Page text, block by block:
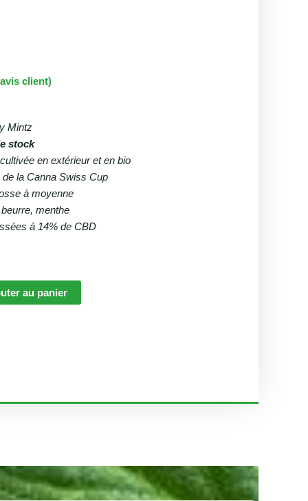
:
client)
Mintz
stock
en extérieur et en bio
de la Canna Swiss Cup
à moyenne
menthe
à 14% de CBD
au panier